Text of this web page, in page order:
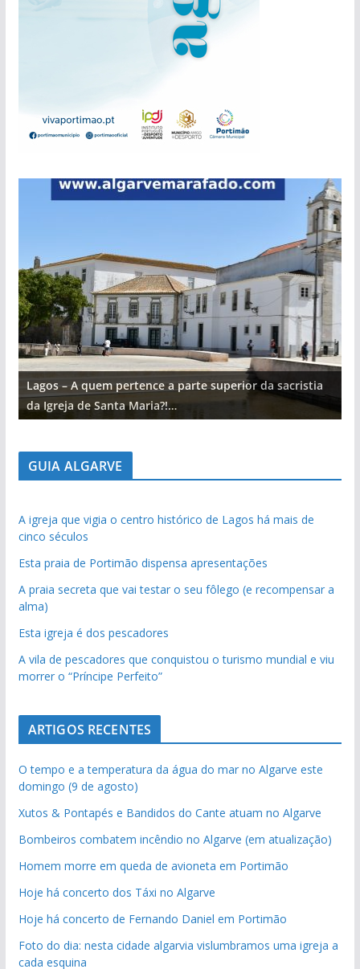
Lagos – A quem pertence a parte superior da sacristia
da Igreja de Santa Maria?!…
GUIA ALGARVE
A igreja que vigia o centro histórico de Lagos há mais de
cinco séculos
Esta praia de Portimão dispensa apresentações
A praia secreta que vai testar o seu fôlego (e recompensar a
alma)
Esta igreja é dos pescadores
A vila de pescadores que conquistou o turismo mundial e viu
morrer o “Príncipe Perfeito”
ARTIGOS RECENTES
O tempo e a temperatura da água do mar no Algarve este
domingo (9 de agosto)
Xutos & Pontapés e Bandidos do Cante atuam no Algarve
Bombeiros combatem incêndio no Algarve (em atualização)
Homem morre em queda de avioneta em Portimão
Hoje há concerto dos Táxi no Algarve
Hoje há concerto de Fernando Daniel em Portimão
Foto do dia: nesta cidade algarvia vislumbramos uma igreja a
cada esquina